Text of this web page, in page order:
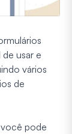
usar e
vários
de
pode